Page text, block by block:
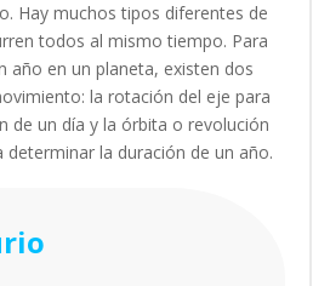
Hay muchos tipos diferentes de
todos al mismo tiempo. Para
año en un planeta, existen dos
la rotación del eje para
de un día y la órbita o revolución
determinar la duración de un año.